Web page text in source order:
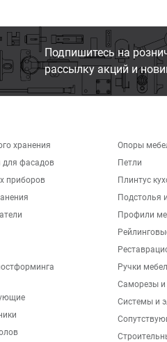
Подпишитесь на
рассылку акций и
хранения
фасадов
приборов
Опоры
Петли
Плинтус
Подстолья
Профили
Ручки
Саморезы
Системы и